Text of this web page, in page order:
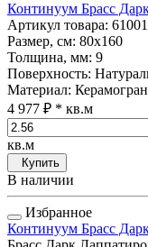
Континуум Брасс
Артикул товара:
Размер, см: 80x160
Толщина, мм: 9
Поверхность:
Материал:
4 977 ₽ * кв.м
кв.м
Купить
В наличии
Избранное
Континуум Брасс